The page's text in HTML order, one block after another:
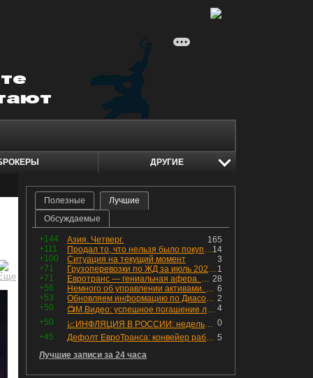
ДРУГИЕ
Полезные
Лучшие
Обсуждаемые
+144 165
Азия. Четверг.
+111
14
Продал то, что нельзя было покупать. Изменения в портфеле
+100
3
Ситуация на текущий момент
+71
1
Грузоперевозки по ЖД за июль 2026 г. — четвёртый месяц подряд роста, чёрные металлы на уровне прошлого года, а каменный уголь в плюсе.
+71
28
Евротранс — гениальная афера. Собрал с инвесторов денег, выплатил дивидендов больше текущей капитализации и ушёл в дефолт
+56
6
Немного об управлении активами. Для заинтересованных
+53
2
Обновляем информацию по Диасофту: дивиденды и выкуп
+50
4
📺М.Видео: успешное погашение любимого флоатера
+50
0
📈ИНФЛЯЦИЯ В РОССИИ: недельная дефляция, но в годовом выражении рост 😢
+45
5
Дефолт ЕвроТранса: конвейер работает исправно
Лучшие записи за 24 часа